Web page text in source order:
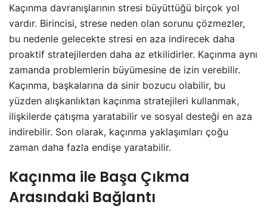
Kaçınma davranışlarının stresi büyüttüğü birçok yol
vardır. Birincisi, strese neden olan sorunu çözmezler,
bu nedenle gelecekte stresi en aza indirecek daha
proaktif stratejilerden daha az etkilidirler. Kaçınma aynı
zamanda problemlerin büyümesine de izin verebilir.
Kaçınma, başkalarına da sinir bozucu olabilir, bu
yüzden alışkanlıktan kaçınma stratejileri kullanmak,
ilişkilerde çatışma yaratabilir ve sosyal desteği en aza
indirebilir. Son olarak, kaçınma yaklaşımları çoğu
zaman daha fazla endişe yaratabilir.
Kaçınma ile Başa Çıkma
Arasındaki Bağlantı